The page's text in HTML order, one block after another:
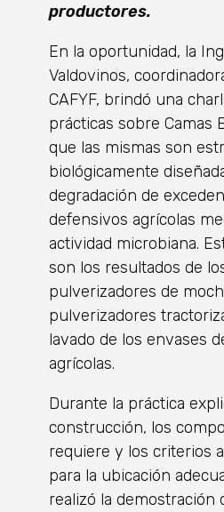
productores.
En la oportunidad, la
Valdovinos,
CAFYF, brindó una
prácticas sobre Camas
que las mismas son
biológicamente
degradación de
defensivos agrícolas
actividad microbiana.
son los resultados de
pulverizadores de
pulverizadores
lavado de los envases
agrícolas.
Durante la práctica
construcción, los
requiere y los criterios
para la ubicación
realizó la demostración